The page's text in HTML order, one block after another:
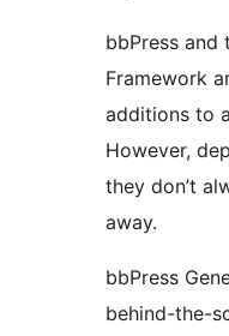
bbPress and
Framework
additions to
However,
they don’t
away.
bbPress
behind-the-